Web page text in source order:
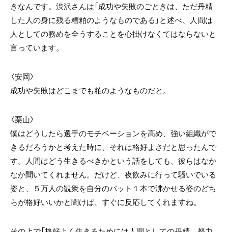
きなんです。渋沢さんは「成功や失敗のごときは、ただ丹精
した人の身に残る糟粕のようなものである」と述べ、人間は
人としての務めを全うすることを心掛けなくてはならないと
言っています。
〈安岡〉
成功や失敗はどこまでも粕のようなものだと。
〈栗山〉
僕はどうしたら選手のモチベーションを高め、強い組織がで
きるだろうかと考えた時に、それは格好よさだと思ったんで
す。人間はどう生きるべきかという話をしても、彼らはなか
なか聞いてくれません。だけど、夜飲みに行って騒いでいる
姿と、５万人の観衆を自分のバット１本で沸かせる姿のどち
らが格好いいかと聞けば、すぐに反応してくれますね。